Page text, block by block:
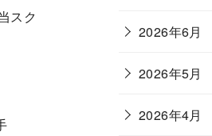
スク
2026年6月
2026年5月
2026年4月